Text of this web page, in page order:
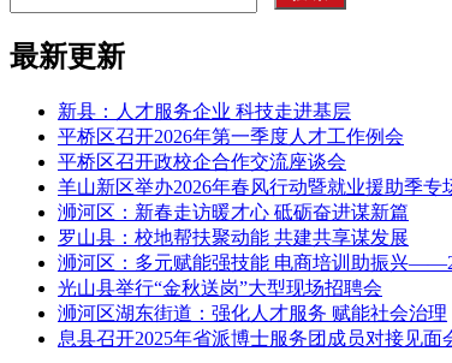
最新更新
新县：人才服务企业 科技走进基层
平桥区召开2026年第一季度人才工作例会
平桥区召开政校企合作交流座谈会
羊山新区举办2026年春风行动暨就业援助季专
浉河区：新春走访暖才心 砥砺奋进谋新篇
罗山县：校地帮扶聚动能 共建共享谋发展
浉河区：多元赋能强技能 电商培训助振兴
光山县举行“金秋送岗”大型现场招聘会
浉河区湖东街道：强化人才服务 赋能社会治理
息县召开2025年省派博士服务团成员对接见面